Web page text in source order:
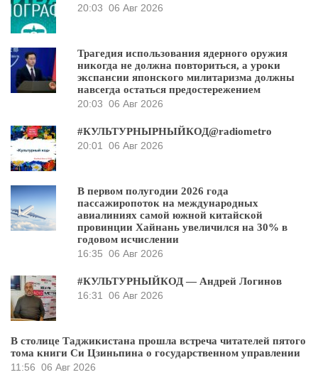
20:03 06 Авг 2026
Трагедия использования ядерного оружия
никогда не должна повториться, а уроки
экспансии японского милитаризма должны
навсегда остаться предостережением
20:03 06 Авг 2026
#КУЛЬТУРНЫРНЫЙКОД@radiometro
20:01
06 Авг 2026
В первом полугодии 2026 года
пассажиропоток на международных
авиалиниях самой южной китайской
провинции Хайнань увеличился на 30% в
годовом исчислении
16:35 06 Авг 2026
#КУЛЬТУРНЫЙКОД — Андрей Логинов
16:31
06 Авг 2026
В столице Таджикистана прошла встреча читателей пятого
тома книги Си Цзиньпина о государственном управлении
11:56 06 Авг 2026